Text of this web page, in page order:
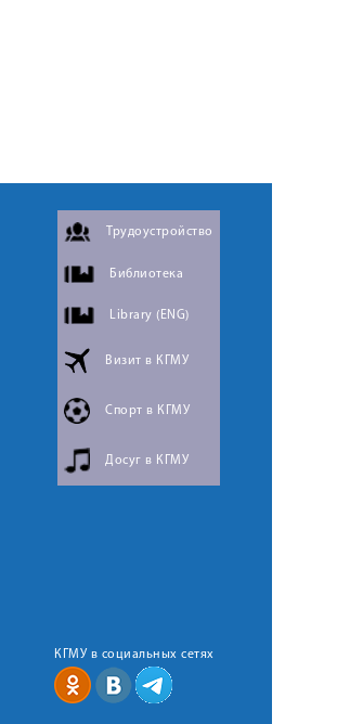
Трудоустройство
Библиотека
Library (ENG)
Визит в КГМУ
Спорт в КГМУ
Досуг в КГМУ
КГМУ в социальных сетях